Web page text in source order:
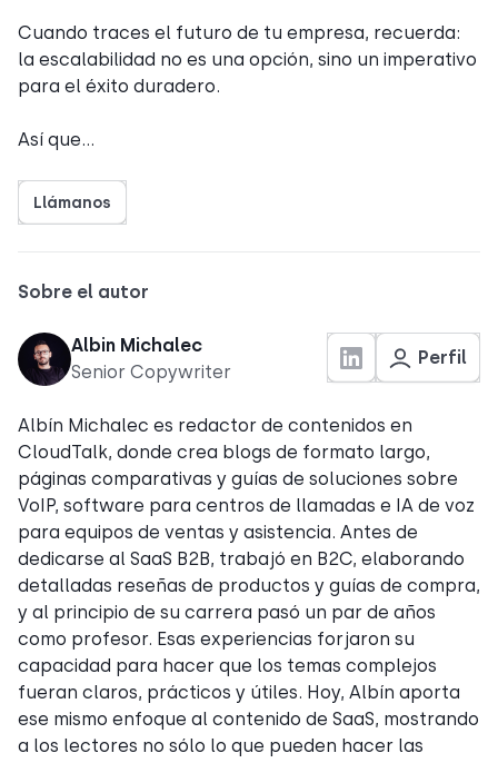
Cuando traces el futuro de tu empresa, recuerda:
la escalabilidad no es una opción, sino un imperativo
para el éxito duradero.
Así que…
Llámanos
Sobre el autor
Albin Michalec
Senior Copywriter
Perfil
Albín Michalec es redactor de contenidos en
CloudTalk, donde crea blogs de formato largo,
páginas comparativas y guías de soluciones sobre
VoIP, software para centros de llamadas e IA de voz
para equipos de ventas y asistencia. Antes de
dedicarse al SaaS B2B, trabajó en B2C, elaborando
detalladas reseñas de productos y guías de compra,
y al principio de su carrera pasó un par de años
como profesor. Esas experiencias forjaron su
capacidad para hacer que los temas complejos
fueran claros, prácticos y útiles. Hoy, Albín aporta
ese mismo enfoque al contenido de SaaS, mostrando
a los lectores no sólo lo que pueden hacer las